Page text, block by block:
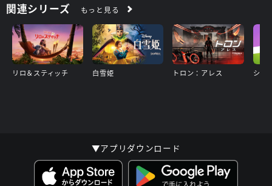
関連シリーズ もっと見る
リロ＆スティッチ 白雪姫 トロン：アレス
▼アプリダウンロード